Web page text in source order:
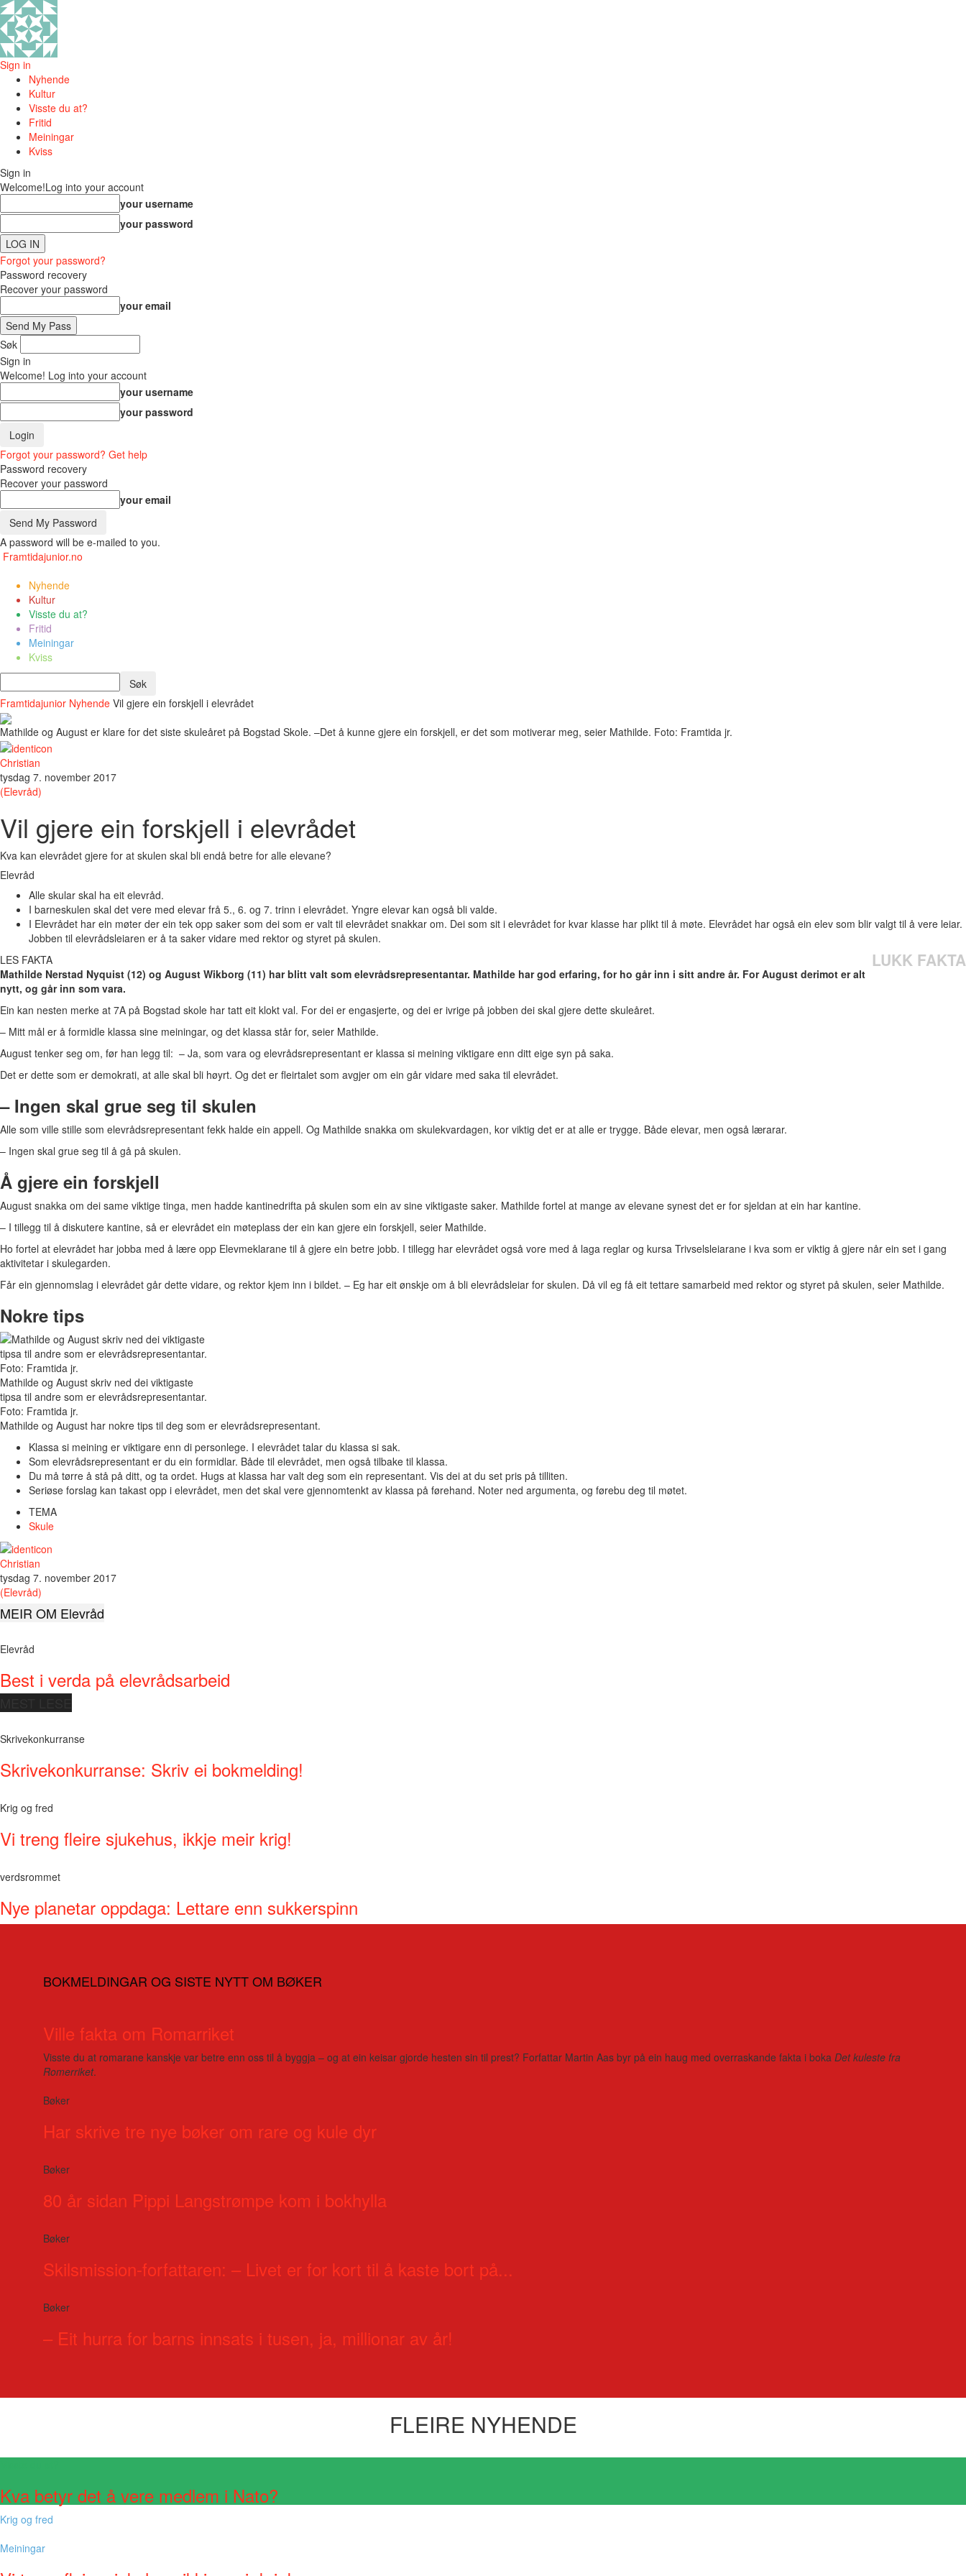
Sign in
Nyhende
Kultur
Visste du at?
Fritid
Meiningar
Kviss
Sign in
Welcome!Log into your account
your username
your password
Forgot your password?
Password recovery
Recover your password
your email
Søk
Sign in
Welcome! Log into your account
your username
your password
Forgot your password? Get help
Password recovery
Recover your password
your email
A password will be e-mailed to you.
Framtidajunior.no
Nyhende
Kultur
Visste du at?
Fritid
Meiningar
Kviss
Framtidajunior Nyhende Vil gjere ein forskjell i elevrådet
Mathilde og August er klare for det siste skuleåret på Bogstad Skole. –Det å kunne gjere ein forskjell, er det som motiverar meg, seier Mathilde. Foto: Framtida jr.
Christian
tysdag 7. november 2017
(Elevråd)
Vil gjere ein forskjell i elevrådet
Kva kan elevrådet gjere for at skulen skal bli endå betre for alle elevane?
Elevråd
Alle skular skal ha eit elevråd.
I barneskulen skal det vere med elevar frå 5., 6. og 7. trinn i elevrådet. Yngre elevar kan også bli valde.
I Elevrådet har ein møter der ein tek opp saker som dei som er valt til elevrådet snakkar om. Dei som sit i elevrådet for kvar klasse har plikt til å møte. Elevrådet har også ein elev som blir valgt til å vere leiar.
Jobben til elevrådsleiaren er å ta saker vidare med rektor og styret på skulen.
LES FAKTA
LUKK FAKTA
Mathilde Nerstad Nyquist (12) og August Wikborg (11) har blitt valt som elevrådsrepresentantar. Mathilde har god erfaring, for ho går inn i sitt andre år. For August derimot er alt
nytt, og går inn som vara.
Ein kan nesten merke at 7A på Bogstad skole har tatt eit klokt val. For dei er engasjerte, og dei er ivrige på jobben dei skal gjere dette skuleåret.
– Mitt mål er å formidle klassa sine meiningar, og det klassa står for, seier Mathilde.
August tenker seg om, før han legg til: – Ja, som vara og elevrådsrepresentant er klassa si meining viktigare enn ditt eige syn på saka.
Det er dette som er demokrati, at alle skal bli høyrt. Og det er fleirtalet som avgjer om ein går vidare med saka til elevrådet.
– Ingen skal grue seg til skulen
Alle som ville stille som elevrådsrepresentant fekk halde ein appell. Og Mathilde snakka om skulekvardagen, kor viktig det er at alle er trygge. Både elevar, men også lærarar.
– Ingen skal grue seg til å gå på skulen.
Å gjere ein forskjell
August snakka om dei same viktige tinga, men hadde kantinedrifta på skulen som ein av sine viktigaste saker. Mathilde fortel at mange av elevane synest det er for sjeldan at ein har kantine.
– I tillegg til å diskutere kantine, så er elevrådet ein møteplass der ein kan gjere ein forskjell, seier Mathilde.
Ho fortel at elevrådet har jobba med å lære opp Elevmeklarane til å gjere ein betre jobb. I tillegg har elevrådet også vore med å laga reglar og kursa Trivselsleiarane i kva som er viktig å gjere når ein set i gang
aktivitetar i skulegarden.
Får ein gjennomslag i elevrådet går dette vidare, og rektor kjem inn i bildet. – Eg har eit ønskje om å bli elevrådsleiar for skulen. Då vil eg få eit tettare samarbeid med rektor og styret på skulen, seier Mathilde.
Nokre tips
Mathilde og August skriv ned dei viktigaste
tipsa til andre som er elevrådsrepresentantar.
Foto: Framtida jr.
Mathilde og August har nokre tips til deg som er elevrådsrepresentant.
Klassa si meining er viktigare enn di personlege. I elevrådet talar du klassa si sak.
Som elevrådsrepresentant er du ein formidlar. Både til elevrådet, men også tilbake til klassa.
Du må tørre å stå på ditt, og ta ordet. Hugs at klassa har valt deg som ein representant. Vis dei at du set pris på tilliten.
Seriøse forslag kan takast opp i elevrådet, men det skal vere gjennomtenkt av klassa på førehand. Noter ned argumenta, og førebu deg til møtet.
TEMA
Skule
Christian
tysdag 7. november 2017
(Elevråd)
MEIR OM Elevråd
Elevråd
Best i verda på elevrådsarbeid
Skrivekonkurranse
Skrivekonkurranse: Skriv ei bokmelding!
Krig og fred
Vi treng fleire sjukehus, ikkje meir krig!
verdsrommet
Nye planetar oppdaga: Lettare enn sukkerspinn
BOKMELDINGAR OG SISTE NYTT OM BØKER
Ville fakta om Romarriket
Visste du at romarane kanskje var betre enn oss til å byggja – og at ein keisar gjorde hesten sin til prest? Forfattar Martin Aas byr på ein haug med overraskande fakta i boka Det kuleste fra
Romerriket.
Bøker
Har skrive tre nye bøker om rare og kule dyr
Bøker
80 år sidan Pippi Langstrømpe kom i bokhylla
Bøker
Skilsmission-forfattaren: – Livet er for kort til å kaste bort på...
Bøker
– Eit hurra for barns innsats i tusen, ja, millionar av år!
FLEIRE NYHENDE
Kva betyr det å vere medlem i Nato?
Krig og fred
Meiningar